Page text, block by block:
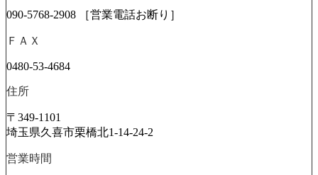
090-5768-2908 ［営業電話お断り］
ＦＡＸ
0480-53-4684
住所
〒349-1101
埼玉県久喜市栗橋北1-14-24-2
営業時間